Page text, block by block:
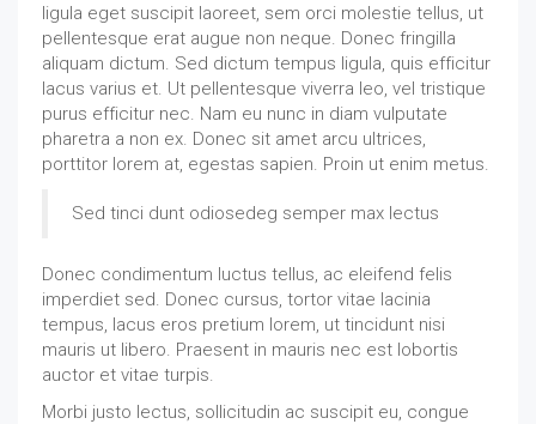
ligula eget suscipit laoreet, sem orci molestie tellus, ut
pellentesque erat augue non neque. Donec fringilla
aliquam dictum. Sed dictum tempus ligula, quis efficitur
lacus varius et. Ut pellentesque viverra leo, vel tristique
purus efficitur nec. Nam eu nunc in diam vulputate
pharetra a non ex. Donec sit amet arcu ultrices,
porttitor lorem at, egestas sapien. Proin ut enim metus.
Sed tinci dunt odiosedeg semper max lectus
Donec condimentum luctus tellus, ac eleifend felis
imperdiet sed. Donec cursus, tortor vitae lacinia
tempus, lacus eros pretium lorem, ut tincidunt nisi
mauris ut libero. Praesent in mauris nec est lobortis
auctor et vitae turpis.
Morbi justo lectus, sollicitudin ac suscipit eu, congue